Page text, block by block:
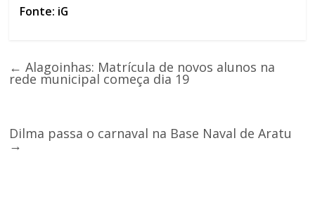
Fonte: iG
← Alagoinhas: Matrícula de novos alunos na
rede municipal começa dia 19
Dilma passa o carnaval na Base Naval de Aratu
→